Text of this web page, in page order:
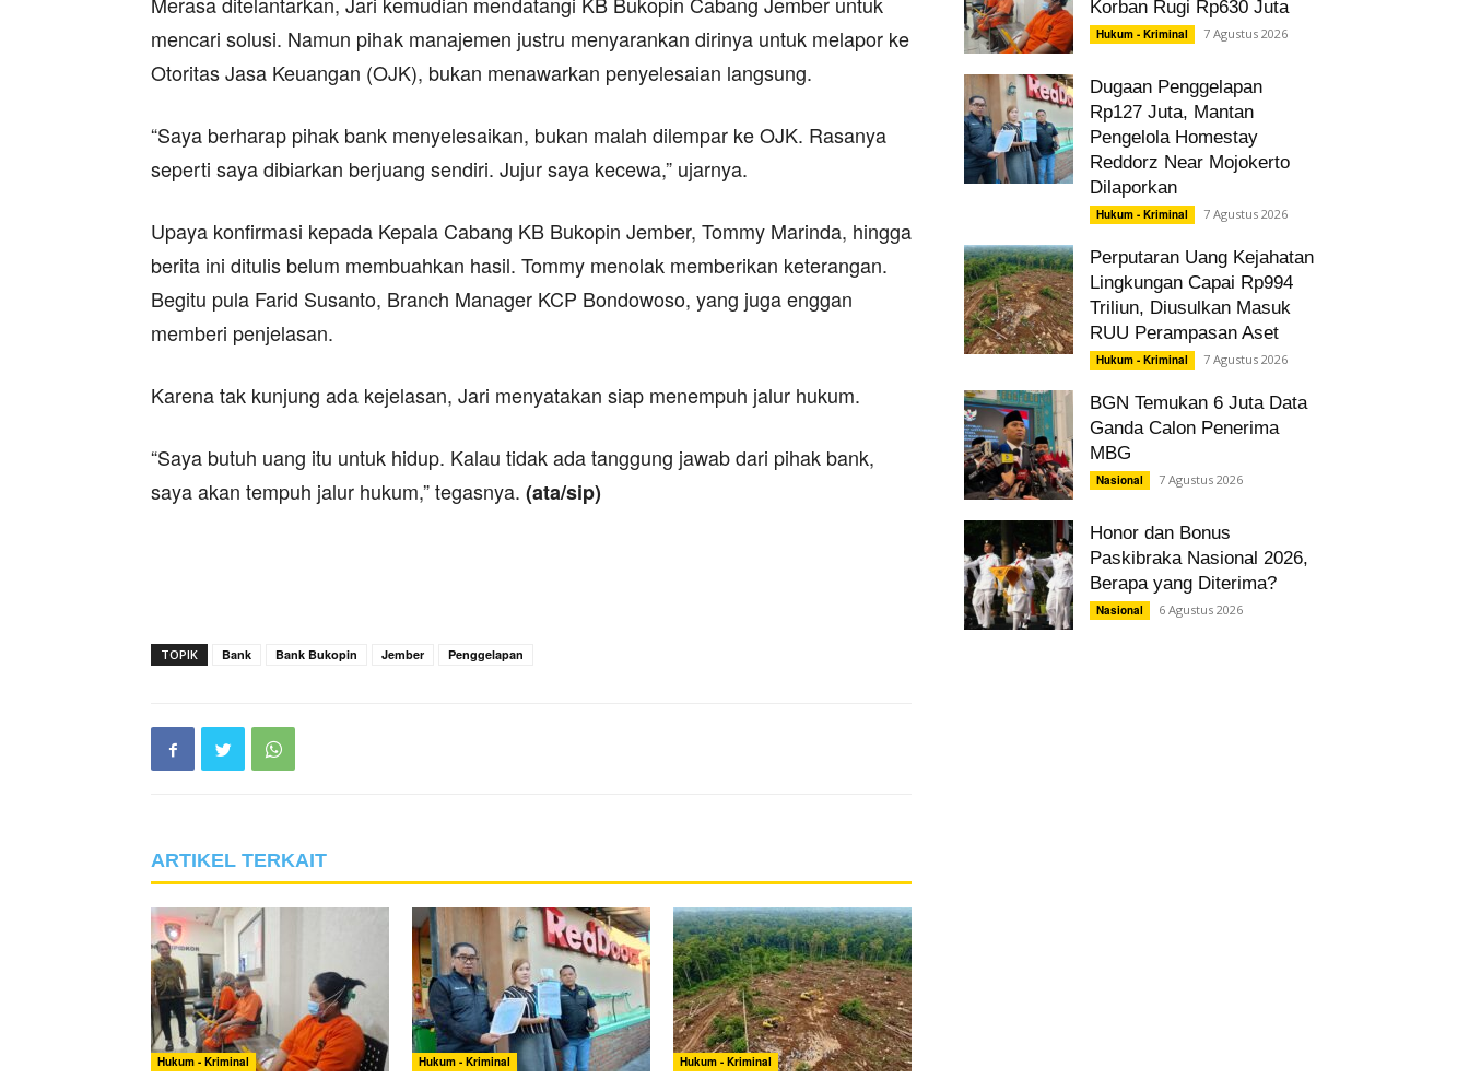
mencari solusi. Namun pihak manajemen justru menyarankan dirinya untuk melapor ke
Otoritas Jasa Keuangan (OJK), bukan menawarkan penyelesaian langsung.
“Saya berharap pihak bank menyelesaikan, bukan malah dilempar ke OJK. Rasanya
seperti saya dibiarkan berjuang sendiri. Jujur saya kecewa,” ujarnya.
Upaya konfirmasi kepada Kepala Cabang KB Bukopin Jember, Tommy Marinda, hingga
berita ini ditulis belum membuahkan hasil. Tommy menolak memberikan keterangan.
Begitu pula Farid Susanto, Branch Manager KCP Bondowoso, yang juga enggan
memberi penjelasan.
Karena tak kunjung ada kejelasan, Jari menyatakan siap menempuh jalur hukum.
“Saya butuh uang itu untuk hidup. Kalau tidak ada tanggung jawab dari pihak bank,
saya akan tempuh jalur hukum,” tegasnya. (ata/sip)
TOPIK Bank Bank Bukopin Jember Penggelapan
ARTIKEL TERKAIT
Hukum - Kriminal Hukum - Kriminal Hukum - Kriminal
Korban Rugi Rp630 Juta
Hukum - Kriminal 7 Agustus 2026
Dugaan Penggelapan
Rp127 Juta, Mantan
Pengelola Homestay
Reddorz Near Mojokerto
Dilaporkan
Hukum - Kriminal 7 Agustus 2026
Perputaran Uang Kejahatan
Lingkungan Capai Rp994
Triliun, Diusulkan Masuk
RUU Perampasan Aset
Hukum - Kriminal 7 Agustus 2026
BGN Temukan 6 Juta Data
Ganda Calon Penerima
MBG
Nasional 7 Agustus 2026
Honor dan Bonus
Paskibraka Nasional 2026,
Berapa yang Diterima?
Nasional 6 Agustus 2026